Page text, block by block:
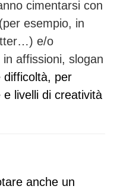
cimentarsi con
(per esempio, in
e/o
affissioni, slogan
difficoltà, per
livelli di creatività
anche un